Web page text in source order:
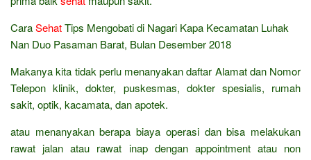
CaraSehatTips Mengobati di Nagari Kapa Kecamatan Luhak
Nan Duo Pasaman Barat, Bulan Desember 2018
Makanya kita tidak perlu menanyakan daftar Alamat dan Nomor
Telepon klinik, dokter, puskesmas, dokter spesialis, rumah
sakit, optik, kacamata, dan apotek.
atau menanyakan berapa biaya operasi dan bisa melakukan
rawat jalan atau rawat inap dengan appointment atau non